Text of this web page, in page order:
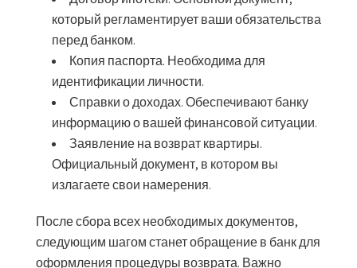
который регламентирует ваши обязательства
перед банком.
Копия паспорта. Необходима для
идентификации личности.
Справки о доходах.Обеспечивают банку
информацию о вашей финансовой ситуации.
Заявление на возврат квартиры.
Официальный документ, в котором вы
излагаете свои намерения.
После сбора всех необходимых документов,
следующим шагом станет обращение в банк для
оформления процедуры возврата. Важно